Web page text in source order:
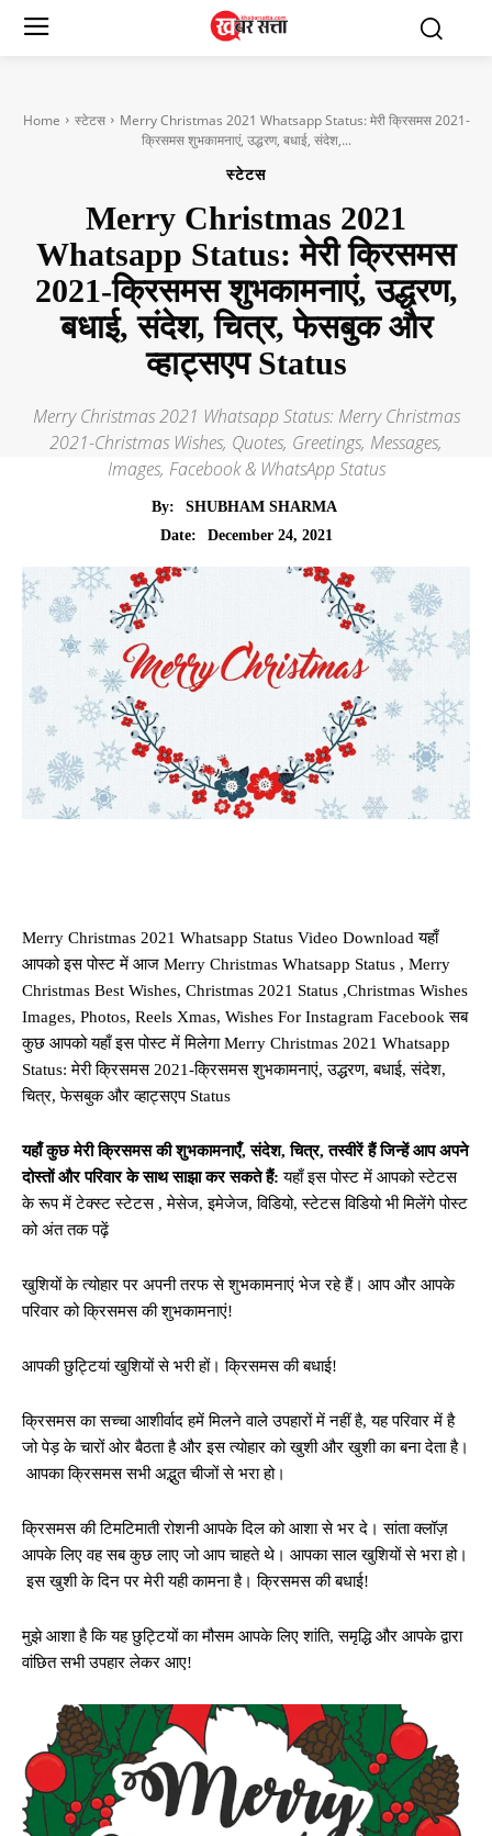
Home स्टेटस
Merry Christmas 2021 Whatsapp Status: मेरी क्रिसमस 2021-
क्रिसमस शुभकामनाएं, उद्धरण, बधाई, संदेश,...
स्टेटस
Merry Christmas 2021
Whatsapp Status: मेरी क्रिसमस
2021-क्रिसमस शुभकामनाएं, उद्धरण,
बधाई, संदेश, चित्र, फेसबुक और
व्हाट्सएप Status
Merry Christmas 2021 Whatsapp Status: Merry Christmas
2021-Christmas Wishes, Quotes, Greetings, Messages,
Images, Facebook & WhatsApp Status
By:
SHUBHAM SHARMA
Date:
December 24, 2021
Merry Christmas 2021 Whatsapp Status Video Download यहाँ
आपको इस पोस्ट में आज Merry Christmas Whatsapp Status , Merry
Christmas Best Wishes, Christmas 2021 Status ,Christmas Wishes
Images, Photos, Reels Xmas, Wishes For Instagram Facebook सब
कुछ आपको यहाँ इस पोस्ट में मिलेगा Merry Christmas 2021 Whatsapp
Status: मेरी क्रिसमस 2021-क्रिसमस शुभकामनाएं, उद्धरण, बधाई, संदेश,
चित्र, फेसबुक और व्हाट्सएप Status
यहाँ कुछ मेरी क्रिसमस की शुभकामनाएँ, संदेश, चित्र, तस्वीरें हैं जिन्हें आप अपने
दोस्तों और परिवार के साथ साझा कर सकते हैं: यहाँ इस पोस्ट में आपको स्टेटस
के रूप में टेक्स्ट स्टेटस , मेसेज, इमेजेज, विडियो, स्टेटस विडियो भी मिलेंगे पोस्ट
को अंत तक पढ़ें
खुशियों के त्योहार पर अपनी तरफ से शुभकामनाएं भेज रहे हैं। आप और आपके
परिवार को क्रिसमस की शुभकामनाएं!
आपकी छुट्टियां खुशियों से भरी हों। क्रिसमस की बधाई!
क्रिसमस का सच्चा आशीर्वाद हमें मिलने वाले उपहारों में नहीं है, यह परिवार में है
जो पेड़ के चारों ओर बैठता है और इस त्योहार को खुशी और खुशी का बना देता है।
आपका क्रिसमस सभी अद्भुत चीजों से भरा हो।
क्रिसमस की टिमटिमाती रोशनी आपके दिल को आशा से भर दे। सांता क्लॉज़
आपके लिए वह सब कुछ लाए जो आप चाहते थे। आपका साल खुशियों से भरा हो।
इस खुशी के दिन पर मेरी यही कामना है। क्रिसमस की बधाई!
मुझे आशा है कि यह छुट्टियों का मौसम आपके लिए शांति, समृद्धि और आपके द्वारा
वांछित सभी उपहार लेकर आए!